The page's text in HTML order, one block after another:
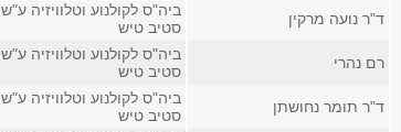
ד"ר נועה מרקין
ביה"ס לקולנוע וטלוויזיה ע"ש
סטיב טיש
רם נהרי
ביה"ס לקולנוע וטלוויזיה ע"ש
סטיב טיש
ד"ר תומר נחושתן
ביה"ס לקולנוע וטלוויזיה ע"ש
סטיב טיש